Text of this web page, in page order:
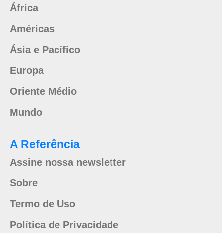
África
Américas
Ásia e Pacífico
Europa
Oriente Médio
Mundo
A Referência
Assine nossa newsletter
Sobre
Termo de Uso
Política de Privacidade